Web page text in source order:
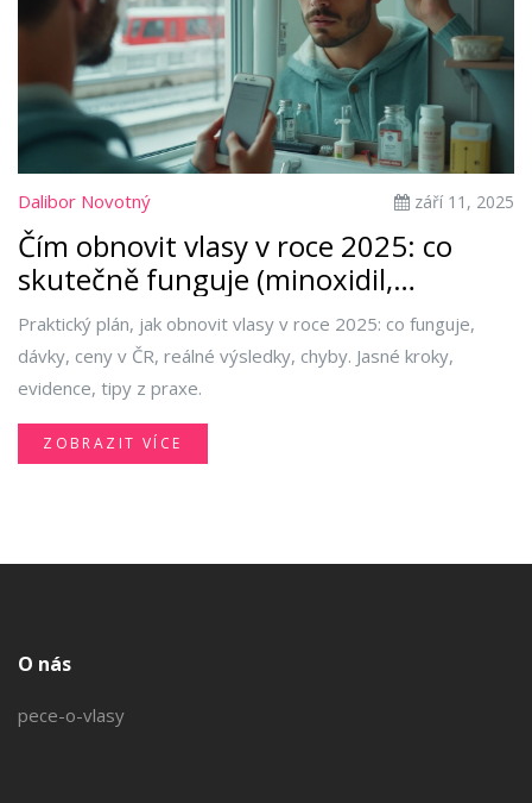
Dalibor Novotný září 11, 2025
Čím obnovit vlasy v roce 2025: co
skutečně funguje (minoxidil,
finasterid, PRP, výživa)
Praktický plán, jak obnovit vlasy v roce 2025: co funguje,
dávky, ceny v ČR, reálné výsledky, chyby. Jasné kroky,
evidence, tipy z praxe.
ZOBRAZIT VÍCE
O nás
pece-o-vlasy